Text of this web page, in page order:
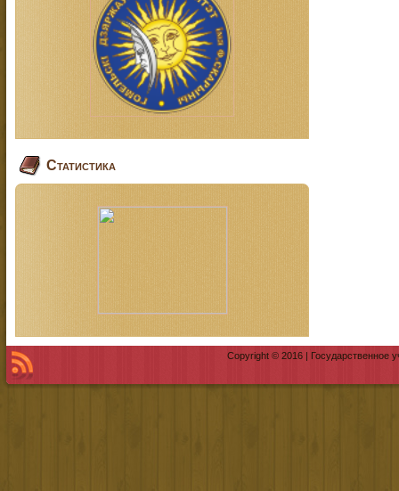
Статистика
Copyright © 2016 | Государственное